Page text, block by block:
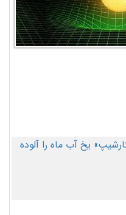
یخ آب ماه را آلوده